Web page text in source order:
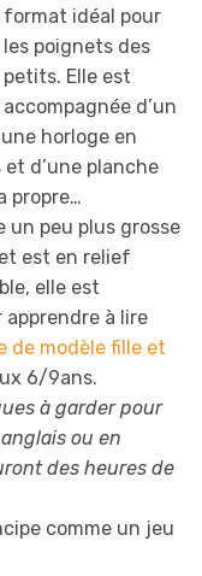
format idéal pour
les poignets des
petits. Elle est
accompagnée d’un
horloge en
d’une planche
propre…
un peu plus grosse
est en relief
elle est
apprendre à lire
de modèle fille et
6/9ans.
à garder pour
ou en
des heures de
comme un jeu